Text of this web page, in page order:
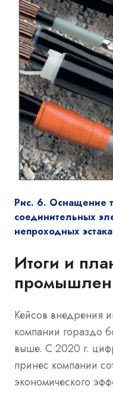
Рис. 6. Оснащение
соединительных
непроходных
Итоги и
Кейсов внедрения
компании гораздо
выше. С 2020 г.
принес компании
экономического